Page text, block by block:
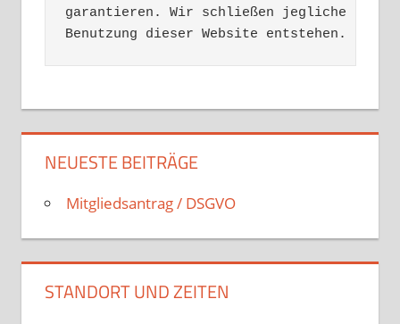
garantieren. Wir schließen jegliche
Benutzung dieser Website entstehen.
NEUESTE BEITRÄGE
Mitgliedsantrag / DSGVO
STANDORT UND ZEITEN